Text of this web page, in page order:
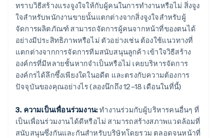
ทราบวิธีสร้างแรงจูงใจให้กับผู้คนในการทำงานหรือไม่ สิ่งจูง
ใจสําหรับพนักงานขายนั้นแตกต่างจากสิ่งจูงใจสําหรับผู้
จัดการผลิตภัณฑ์ สามารถจัดการผู้คนจากหน้าที่ของตนได้
อย่างมีประสิทธิภาพหรือไม่ ตัวอย่างเช่น ต้องใช้แนวทางที่
แตกต่างจากการจัดการทีมสนับสนุนลูกค้า เข้าใจวิธีสร้าง
องค์กรที่มีหลายชั้นหากจําเป็นหรือไม่ เคยบริหารจัดการ
องค์กรได้ลึกซึ้งเพียงใดในอดีต และตรงกับความต้องการ
ปัจจุบันของคุณอย่างไร (ลองนึกถึง 12–18 เดือนในที่นี้)
3. ความเป็นเพื่อนร่วมงาน:ทำงานร่วมกับผู้บริหารคนอื่นๆ ที่
เป็นเพื่อนร่วมงานได้ดีหรือไม่ สามารถสร้างสภาพแวดล้อมที่
สนับสนุนซึ่งกันและกันสําหรับบริษัทโดยรวม ตลอดจนหน้าที่